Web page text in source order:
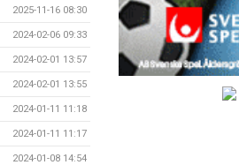
2025-11-16 08:30
2024-02-06 09:33
2024-02-01 13:57
2024-02-01 13:55
2024-01-11 11:18
2024-01-11 11:17
2024-01-08 14:54